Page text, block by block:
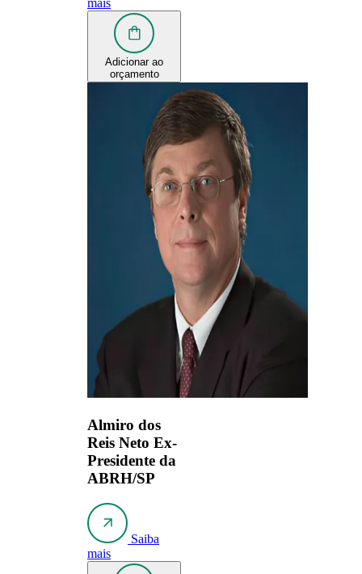
mais
Adicionar ao
orçamento
Almiro dos
Reis Neto Ex-
Presidente da
ABRH/SP
Saiba
mais